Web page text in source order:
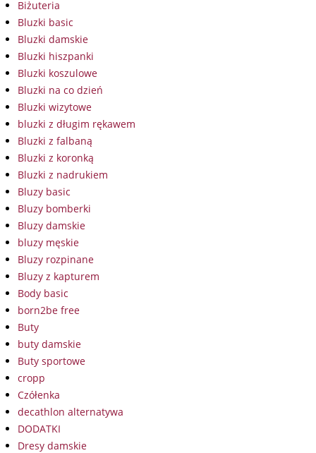
Biżuteria
Bluzki basic
Bluzki damskie
Bluzki hiszpanki
Bluzki koszulowe
Bluzki na co dzień
Bluzki wizytowe
bluzki z długim rękawem
Bluzki z falbaną
Bluzki z koronką
Bluzki z nadrukiem
Bluzy basic
Bluzy bomberki
Bluzy damskie
bluzy męskie
Bluzy rozpinane
Bluzy z kapturem
Body basic
born2be free
Buty
buty damskie
Buty sportowe
cropp
Czółenka
decathlon alternatywa
DODATKI
Dresy damskie